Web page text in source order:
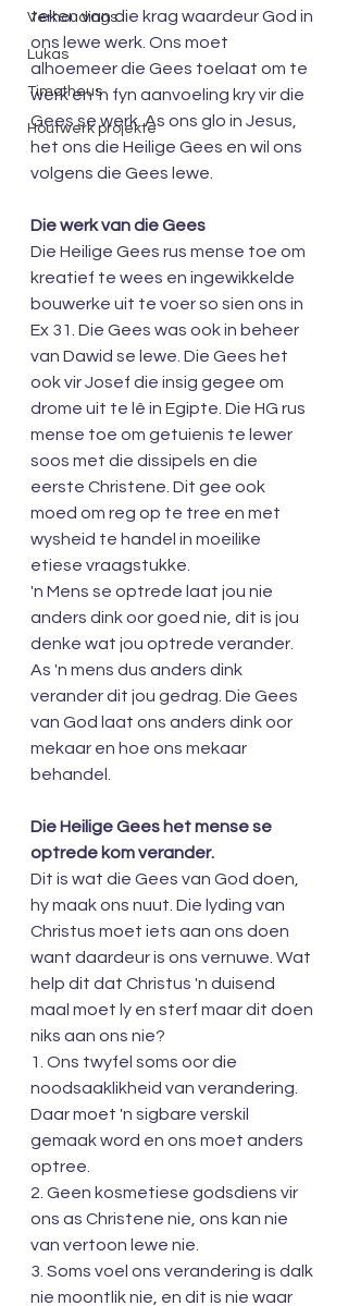
Verhoudings
Lukas
Timotheus
Houtwerk projekte
teken van die krag waardeur God in
ons lewe werk. Ons moet
alhoemeer die Gees toelaat om te
werk en 'n fyn aanvoeling kry vir die
Gees se werk. As ons glo in Jesus,
het ons die Heilige Gees en wil ons
volgens die Gees lewe.
Die werk van die Gees
Die Heilige Gees rus mense toe om
kreatief te wees en ingewikkelde
bouwerke uit te voer so sien ons in
Ex 31. Die Gees was ook in beheer
van Dawid se lewe. Die Gees het
ook vir Josef die insig gegee om
drome uit te lê in Egipte. Die HG rus
mense toe om getuienis te lewer
soos met die dissipels en die
eerste Christene. Dit gee ook
moed om reg op te tree en met
wysheid te handel in moeilike
etiese vraagstukke.
'n Mens se optrede laat jou nie
anders dink oor goed nie, dit is jou
denke wat jou optrede verander.
As 'n mens dus anders dink
verander dit jou gedrag. Die Gees
van God laat ons anders dink oor
mekaar en hoe ons mekaar
behandel.
Die Heilige Gees het mense se
optrede kom verander.
Dit is wat die Gees van God doen,
hy maak ons nuut. Die lyding van
Christus moet iets aan ons doen
want daardeur is ons vernuwe. Wat
help dit dat Christus 'n duisend
maal moet ly en sterf maar dit doen
niks aan ons nie?
1. Ons twyfel soms oor die
noodsaaklikheid van verandering.
Daar moet 'n sigbare verskil
gemaak word en ons moet anders
optree.
2. Geen kosmetiese godsdiens vir
ons as Christene nie, ons kan nie
van vertoon lewe nie.
3. Soms voel ons verandering is dalk
nie moontlik nie, en dit is nie waar